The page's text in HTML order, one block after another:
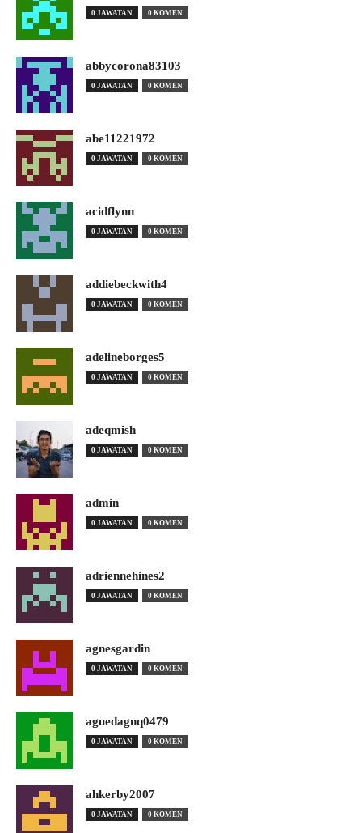
0 JAWATAN 0 KOMEN
abbycorona83103
0 JAWATAN 0 KOMEN
abe11221972
0 JAWATAN 0 KOMEN
acidflynn
0 JAWATAN 0 KOMEN
addiebeckwith4
0 JAWATAN 0 KOMEN
adelineborges5
0 JAWATAN 0 KOMEN
adeqmish
0 JAWATAN 0 KOMEN
admin
0 JAWATAN 0 KOMEN
adriennehines2
0 JAWATAN 0 KOMEN
agnesgardin
0 JAWATAN 0 KOMEN
aguedagnq0479
0 JAWATAN 0 KOMEN
ahkerby2007
0 JAWATAN 0 KOMEN